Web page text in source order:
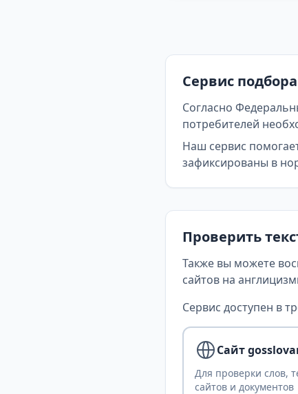
Сервис
Согласно
потребителей
Наш сервис
зафиксированы в
Проверить
Также вы можете
сайтов на
Сервис доступен в
Сайт
Для проверки слов,
сайтов и документов